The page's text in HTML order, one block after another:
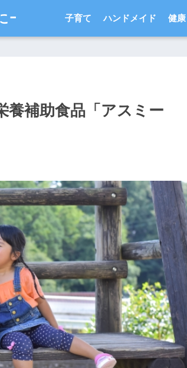
ｰ 子育て ハンドメイド 健康
養補助食品「アスミー